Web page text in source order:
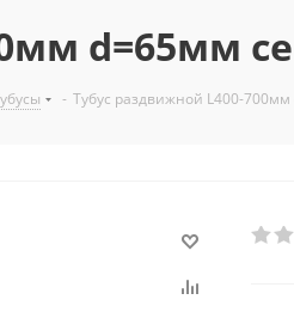
d=65мм
- Тубус раздвижной L400-